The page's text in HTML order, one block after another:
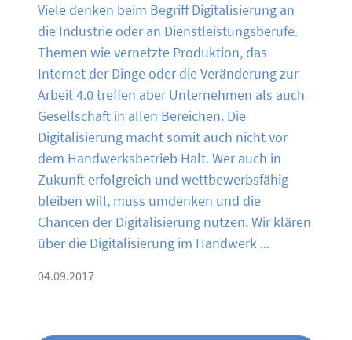
Viele denken beim Begriff Digitalisierung an
die Industrie oder an Dienstleistungsberufe.
Themen wie vernetzte Produktion, das
Internet der Dinge oder die Veränderung zur
Arbeit 4.0 treffen aber Unternehmen als auch
Gesellschaft in allen Bereichen. Die
Digitalisierung macht somit auch nicht vor
dem Handwerksbetrieb Halt. Wer auch in
Zukunft erfolgreich und wettbewerbsfähig
bleiben will, muss umdenken und die
Chancen der Digitalisierung nutzen. Wir klären
über die Digitalisierung im Handwerk ...
04.09.2017